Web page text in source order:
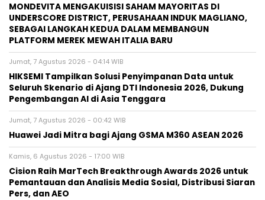
MONDEVITA MENGAKUISISI SAHAM MAYORITAS DI
UNDERSCORE DISTRICT, PERUSAHAAN INDUK MAGLIANO,
SEBAGAI LANGKAH KEDUA DALAM MEMBANGUN
PLATFORM MEREK MEWAH ITALIA BARU
Jumat, 7 Agustus 2026 - 04:14 WIB
HIKSEMI Tampilkan Solusi Penyimpanan Data untuk
Seluruh Skenario di Ajang DTI Indonesia 2026, Dukung
Pengembangan AI di Asia Tenggara
Jumat, 7 Agustus 2026 - 00:42 WIB
Huawei Jadi Mitra bagi Ajang GSMA M360 ASEAN 2026
Kamis, 6 Agustus 2026 - 17:00 WIB
Cision Raih MarTech Breakthrough Awards 2026 untuk
Pemantauan dan Analisis Media Sosial, Distribusi Siaran
Pers, dan AEO